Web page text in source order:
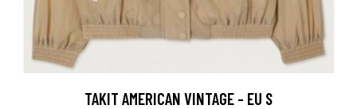
TAKIT AMERICAN VINTAGE - EU S